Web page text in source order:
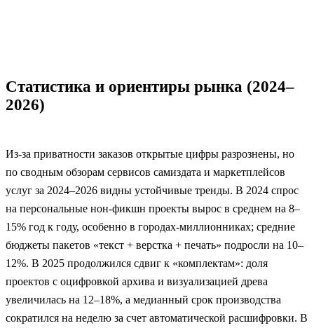
Статистика и ориентиры рынка (2024–
2026)
Из-за приватности заказов открытые цифры разрознены, но
по сводным обзорам сервисов самиздата и маркетплейсов
услуг за 2024–2026 видны устойчивые тренды. В 2024 спрос
на персональные нон-фикшн проекты вырос в среднем на 8–
15% год к году, особенно в городах-миллионниках; средние
бюджеты пакетов «текст + верстка + печать» подросли на 10–
12%. В 2025 продолжился сдвиг к «комплектам»: доля
проектов с оцифровкой архива и визуализацией древа
увеличилась на 12–18%, а медианный срок производства
сократился на неделю за счет автоматической расшифровки. В